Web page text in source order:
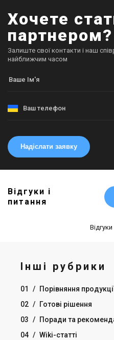
Хочете
партнером?
Залиште свої контакти і наш
найближчим часом
Надіслати заявку
Відгуки і
питання
Відгуки
Інші рубрики
01 /
Порівняння
02 /
Готові рішення
03 /
Поради та
04 / Wiki-статті